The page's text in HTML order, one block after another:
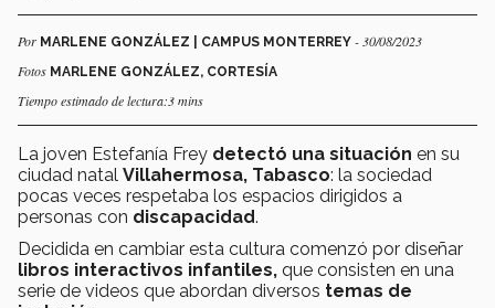
Por MARLENE GONZÁLEZ | CAMPUS MONTERREY - 30/08/2023
Fotos MARLENE GONZÁLEZ, CORTESÍA
Tiempo estimado de lectura:3 mins
La joven Estefanía Frey detectó una situación en su
ciudad natal Villahermosa, Tabasco: la sociedad
pocas veces respetaba los espacios dirigidos a
personas con discapacidad.
Decidida en cambiar esta cultura comenzó por diseñar
libros interactivos infantiles, que consisten en una
serie de videos que abordan diversos temas de